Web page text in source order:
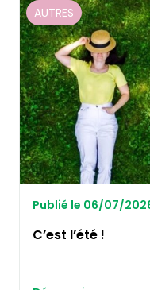
AUTRES
Publié le 06/07/
C’est l’été !